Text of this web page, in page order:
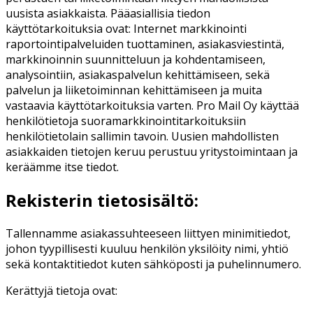
uusista asiakkaista. Pääasiallisia tiedon
käyttötarkoituksia ovat: Internet markkinointi
raportointipalveluiden tuottaminen, asiakasviestintä,
markkinoinnin suunnitteluun ja kohdentamiseen,
analysointiin, asiakaspalvelun kehittämiseen, sekä
palvelun ja liiketoiminnan kehittämiseen ja muita
vastaavia käyttötarkoituksia varten. Pro Mail Oy käyttää
henkilötietoja suoramarkkinointitarkoituksiin
henkilötietolain sallimin tavoin. Uusien mahdollisten
asiakkaiden tietojen keruu perustuu yritystoimintaan ja
keräämme itse tiedot.
Rekisterin tietosisältö:
Tallennamme asiakassuhteeseen liittyen minimitiedot,
johon tyypillisesti kuuluu henkilön yksilöity nimi, yhtiö
sekä kontaktitiedot kuten sähköposti ja puhelinnumero.
Kerättyjä tietoja ovat: